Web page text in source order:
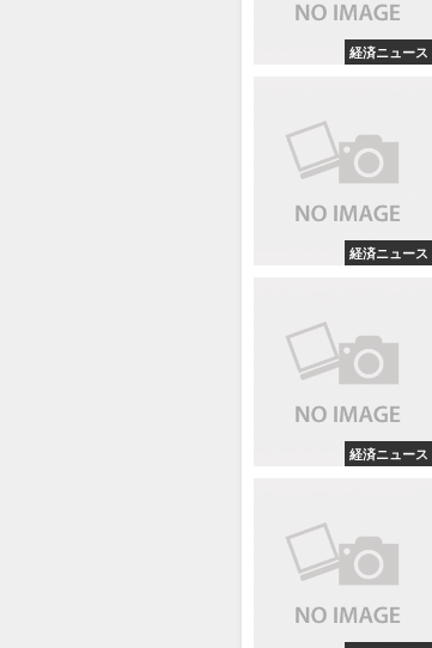
経済ニュース
経済ニュース
経済ニュース